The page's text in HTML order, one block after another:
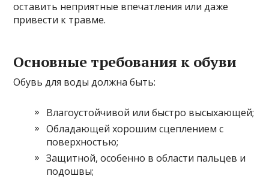
оставить неприятные впечатления или даже
привести к травме.
Основные требования к обуви
Обувь для воды должна быть:
Влагоустойчивой или быстро высыхающей;
Обладающей хорошим сцеплением с
поверхностью;
Защитной, особенно в области пальцев и
подошвы;